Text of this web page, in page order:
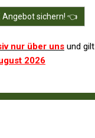
Angebot sichern! 👈
nur über uns und gilt
2026